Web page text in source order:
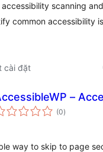
accessibility scanning
common accessibility
cài đặt
–
(0tổng
đánh
)
way to skip to page